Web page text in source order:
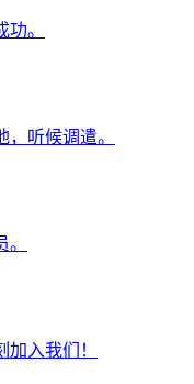
。
听候调遣。
入我们！